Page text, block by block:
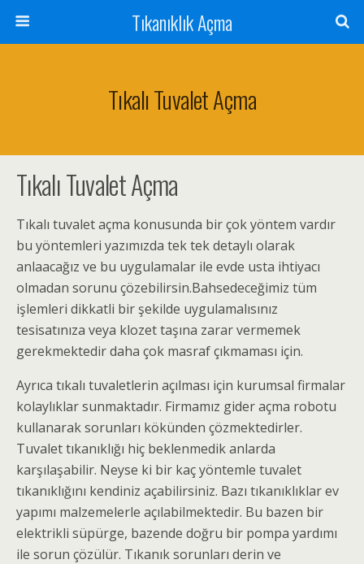
Tıkanıklık Açma
Tıkalı Tuvalet Açma
Tıkalı Tuvalet Açma
Tıkalı tuvalet açma konusunda bir çok yöntem vardır
bu yöntemleri yazımızda tek tek detaylı olarak
anlaacağız ve bu uygulamalar ile evde usta ihtiyacı
olmadan sorunu çözebilirsin.Bahsedeceğimiz tüm
işlemleri dikkatli bir şekilde uygulamalısınız
tesisatınıza veya klozet taşına zarar vermemek
gerekmektedir daha çok masraf çıkmaması için.
Ayrıca tıkalı tuvaletlerin açılması için kurumsal firmalar
kolaylıklar sunmaktadır. Firmamız gider açma robotu
kullanarak sorunları kökünden çözmektedirler.
Tuvalet tıkanıklığı hiç beklenmedik anlarda
karşılaşabilir. Neyse ki bir kaç yöntemle tuvalet
tıkanıklığını kendiniz açabilirsiniz. Bazı tıkanıklıklar ev
yapımı malzemelerle açılabilmektedir. Bu bazen bir
elektrikli süpürge, bazende doğru bir pompa yardımı
ile sorun çözülür. Tıkanık sorunları derin ve